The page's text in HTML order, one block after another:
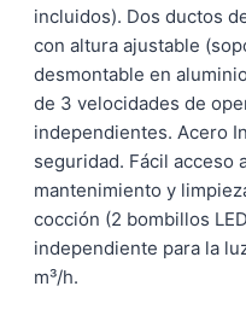
incluidos). Dos ductos
con altura ajustable
desmontable en
de 3 velocidades de
independientes. Acero
seguridad. Fácil acceso
mantenimiento y
cocción (2 bombillos
independiente para la
m³/h.